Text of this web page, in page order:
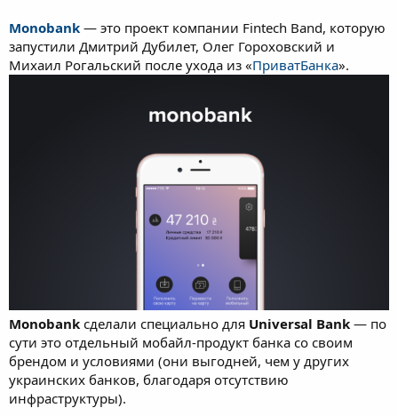
Monobank — это проект компании Fintech Band, которую
запустили Дмитрий Дубилет, Олег Гороховский и
Михаил Рогальский после ухода из «ПриватБанка».
Monobank сделали специально для Universal Bank — по
сути это отдельный мобайл-продукт банка со своим
брендом и условиями (они выгодней, чем у других
украинских банков, благодаря отсутствию
инфраструктуры).